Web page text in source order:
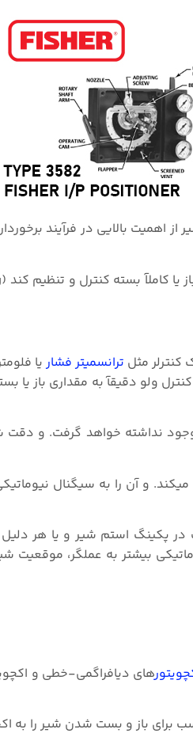
بالایی در فرآیند برخوردار
کنترلر مثل ترانسمیتر فشاریا
ولو دقیقآ به مقداری باز یا
نداشته خواهد گرفت. و دقت
پکینگ استم شیر و یا هر دلیل
بیشتر به عملگر، موقعیت
های دیافراگمی-خطی و
فشار متناسب برای باز و بست شدن شیر را